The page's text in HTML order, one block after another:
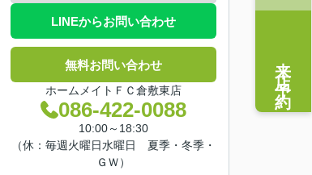
LINEからお問い合わせ
無料お問い合わせ
ホームメイトＦＣ倉敷東店
086-422-0088
10:00～18:30
（休：毎週火曜日水曜日 夏季・冬季・
ＧＷ）
来店予約